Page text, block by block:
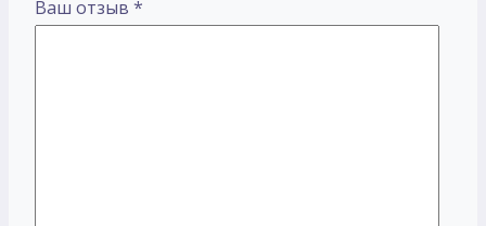
Ваш отзыв *